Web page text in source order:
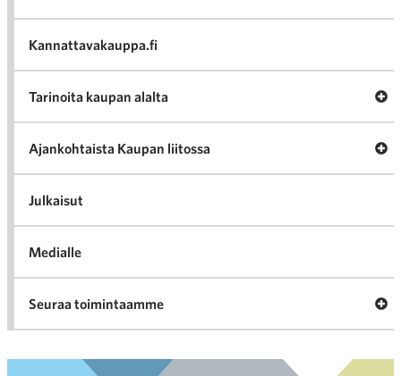
Kannattavakauppa.fi
Tarinoita kaupan alalta
Ajankohtaista Kaupan liitossa
Julkaisut
Medialle
Seuraa toimintaamme